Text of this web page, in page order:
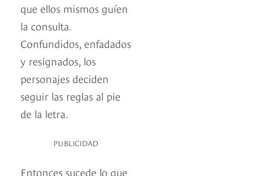
que ellos mismos guíen
la consulta.
Confundidos, enfadados
y resignados, los
personajes deciden
seguir las reglas al pie
de la letra.
PUBLICIDAD
Entonces sucede lo que